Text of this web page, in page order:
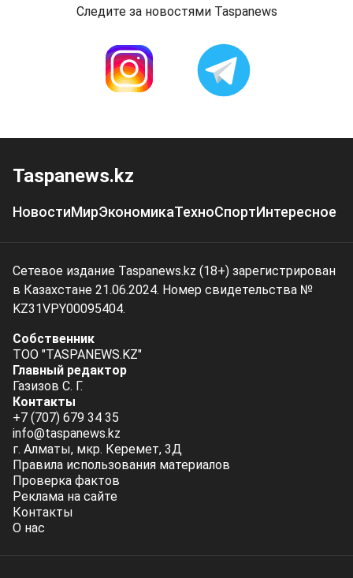
Следите за новостями Taspanews
Taspanews.kz
НовостиМирЭкономикаТехноСпортИнтересное
Сетевое издание Taspanews.kz (18+) зарегистрирован
в Казахстане 21.06.2024. Номер свидетельства №
KZ31VPY00095404.
Собственник
ТОО "TASPANEWS.KZ"
Главный редактор
Газизов С. Г.
Контакты
+7 (707) 679 34 35
info@taspanews.kz
г. Алматы, мкр. Керемет, 3Д
Правила использования материалов
Проверка фактов
Реклама на сайте
Контакты
О нас